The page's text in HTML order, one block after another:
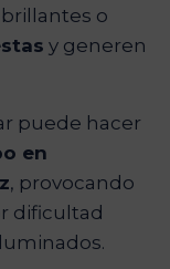
o
y generen
puede hacer
en
, provocando
dificultad